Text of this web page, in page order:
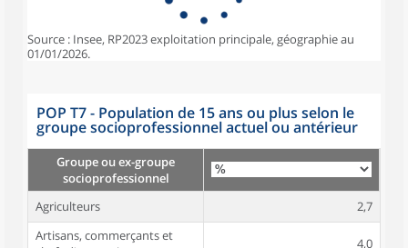
Source : Insee, RP2023 exploitation principale, géographie au
01/01/2026.
POP T7 - Population de 15 ans ou plus selon le
groupe socioprofessionnel actuel ou antérieur
Groupe ou ex-groupe
socioprofessionnel
Agriculteurs
2,7
Artisans, commerçants et
4,0